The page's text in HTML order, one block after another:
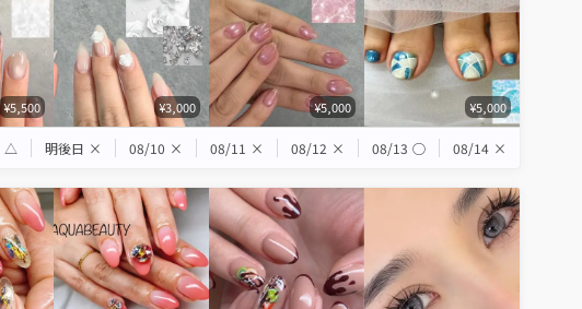
¥5,500 ¥3,000 ¥5,000 ¥5,000
△ 明後日 × 08/10 × 08/11 × 08/12 × 08/13 ◯ 08/14 ×